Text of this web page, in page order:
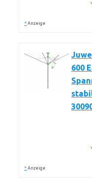
* Anzeige
600
* Anzeige